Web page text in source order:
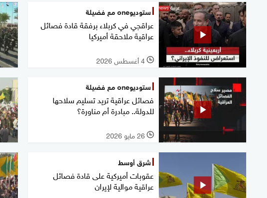
ستوديوone مع فضيلة
عراقجي في كربلاء برفقة قادة فصائل
عراقية ملاحقة أميركيا
l 4 أغسطس 2026
ستوديوone مع فضيلة
فصائل عراقية تريد تسليم سلاحها
للدولة.. مبادرة أم مناورة؟
l 26 مايو 2026
شرق أوسط
عقوبات أميركية على قادة فصائل
عراقية موالية لإيران